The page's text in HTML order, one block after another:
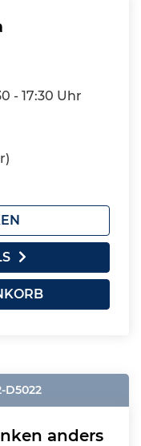
- 17:30 Uhr
D5022
anders